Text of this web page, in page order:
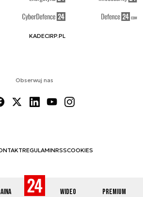
Wideo Premium
Obserwuj nas
REGULAMINRSSCOOKIES
KADECIRP.PL
2012-2026 DEFENCE24